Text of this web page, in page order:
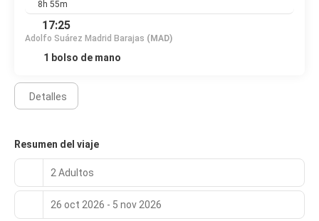
8h 55m
17:25
Adolfo Suárez Madrid Barajas (MAD)
1 bolso de mano
Detalles
Resumen del viaje
2 Adultos
26 oct 2026 - 5 nov 2026